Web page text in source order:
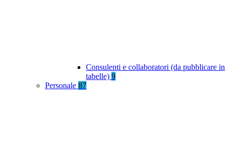
Consulenti e collaboratori (da pubblicare in
tabelle) 9
Personale 87